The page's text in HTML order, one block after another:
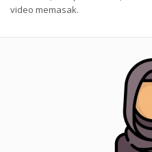
video memasak.